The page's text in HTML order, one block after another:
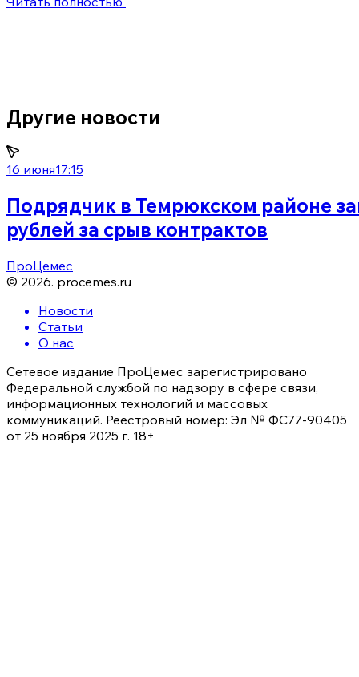
Другие новости
16 июня17:15
Подрядчик в Темрюкском районе
рублей за срыв контрактов
ПроЦемес
© 2026. procemes.ru
Новости
Статьи
О нас
Сетевое издание ПроЦемес зарегистрировано
Федеральной службой по надзору в сфере связи,
информационных технологий и массовых
коммуникаций. Реестровый номер: Эл № ФС77-90405
от 25 ноября 2025 г. 18+